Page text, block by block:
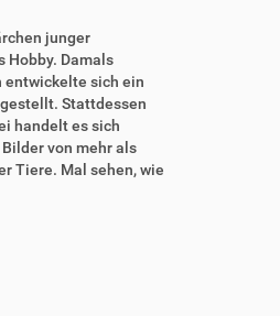
junger
Hobby. Damals
entwickelte sich ein
Stattdessen
handelt es sich
von mehr als
Tiere. Mal sehen, wie